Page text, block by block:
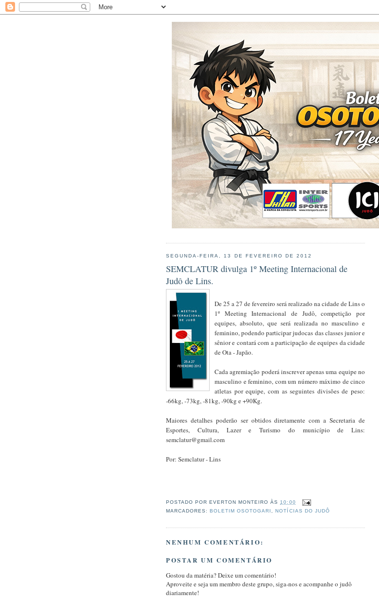
SEGUNDA-FEIRA, 13 DE FEVEREIRO DE 2012
SEMCLATUR divulga 1º Meeting Internacional de
Judô de Lins.
De 25 a 27 de fevereiro será realizado na cidade de Lins o
1º Meeting Internacional de Judô, competição por
equipes, absoluto, que será realizada no masculino e
feminino, podendo participar judocas das classes junior e
sênior e contará com a participação de equipes da cidade
de Ota - Japão.
Cada agremiação poderá inscrever apenas uma equipe no
masculino e feminino, com um número máximo de cinco
atletas por equipe, com as seguintes divisões de peso:
-66kg, -73kg, -81kg, -90kg e +90Kg.
Maiores detalhes poderão ser obtidos diretamente com a Secretaria de
Esportes, Cultura, Lazer e Turismo do município de Lins:
semclatur@gmail.com
Por: Semclatur - Lins
POSTADO POR EVERTON MONTEIRO ÀS10:00
MARCADORES:BOLETIM OSOTOGARI ,NOTÍCIAS DO JUDÔ
NENHUM COMENTÁRIO:
POSTAR UM COMENTÁRIO
Gostou da matéria? Deixe um comentário!
Aproveite e seja um membro deste grupo, siga-nos e acompanhe o judô
diariamente!